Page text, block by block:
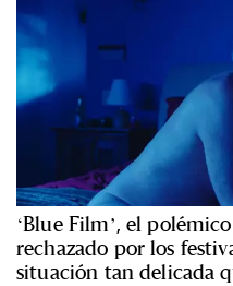
‘Blue Film’, el
rechazado por los
situación tan delicada